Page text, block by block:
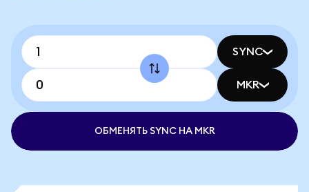
SYNC
MKR
ОБМЕНЯТЬ SYNC НА MKR